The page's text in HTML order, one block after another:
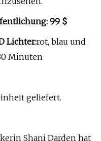
99 $
Lichter:rot, blau und
Minuten
geliefert.
Shani Darden hat